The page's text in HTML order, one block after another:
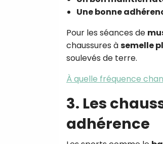
Une bonne
Pour les séances de
chaussures àsemelle
soulevés de terre.
À quelle fréquence
3. Les
adhérence